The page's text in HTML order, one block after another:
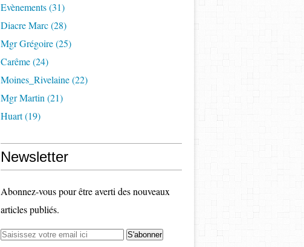
Evènements (31)
Diacre Marc (28)
Mgr Grégoire (25)
Carême (24)
Moines_Rivelaine (22)
Mgr Martin (21)
Huart (19)
Newsletter
Abonnez-vous pour être averti des nouveaux
articles publiés.